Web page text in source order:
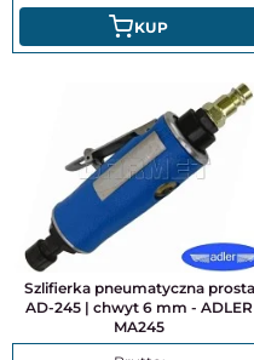
KUP
Szlifierka pneumatyczna prosta
AD-245 | chwyt 6 mm - ADLER
MA245